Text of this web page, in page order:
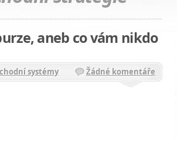
aneb co vám nikdo
systémy Žádné komentáře